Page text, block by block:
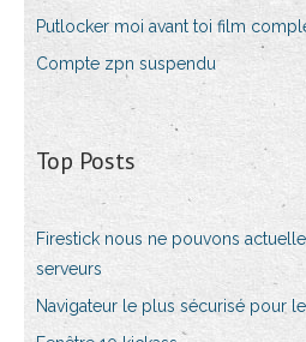
Putlocker moi avant toi film
Compte zpn suspendu
Top Posts
Firestick nous ne pouvons
serveurs
Navigateur le plus sécurisé pour